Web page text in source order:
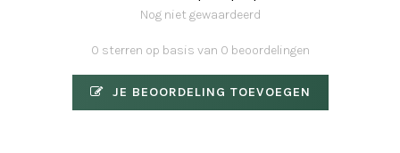
Nog niet gewaardeerd
0 sterren op basis van 0 beoordelingen
JE BEOORDELING TOEVOEGEN